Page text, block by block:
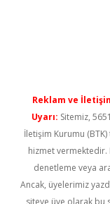
Reklam ve
Uyarı: Sitemiz,
İletişim Kurumu
hizmet
denetleme veya
Ancak, üyelerimiz
siteye üye olarak bu